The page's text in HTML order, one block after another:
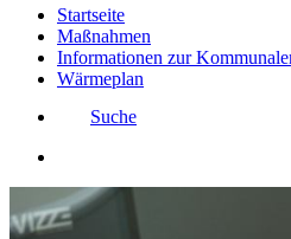
Startseite
Maßnahmen
Informationen zur
Wärmeplan
Suche